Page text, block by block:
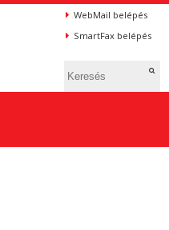
WebMail belépés
SmartFax belépés